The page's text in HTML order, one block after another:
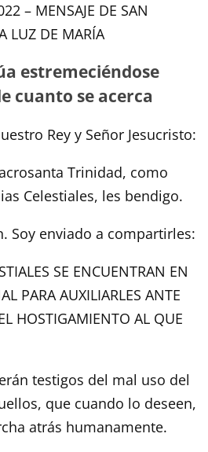
– MENSAJE DE SAN
LUZ DE MARÍA
estremeciéndose
cuanto se acerca
Rey y Señor Jesucristo:
Trinidad, como
Celestiales, les bendigo.
Soy enviado a compartirles:
SE ENCUENTRAN EN
PARA AUXILIARLES ANTE
HOSTIGAMIENTO AL QUE
testigos del mal uso del
que cuando lo deseen,
atrás humanamente.